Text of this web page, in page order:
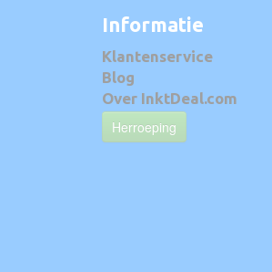
Informatie
Klantenservice
Blog
Over InktDeal.com
Herroeping